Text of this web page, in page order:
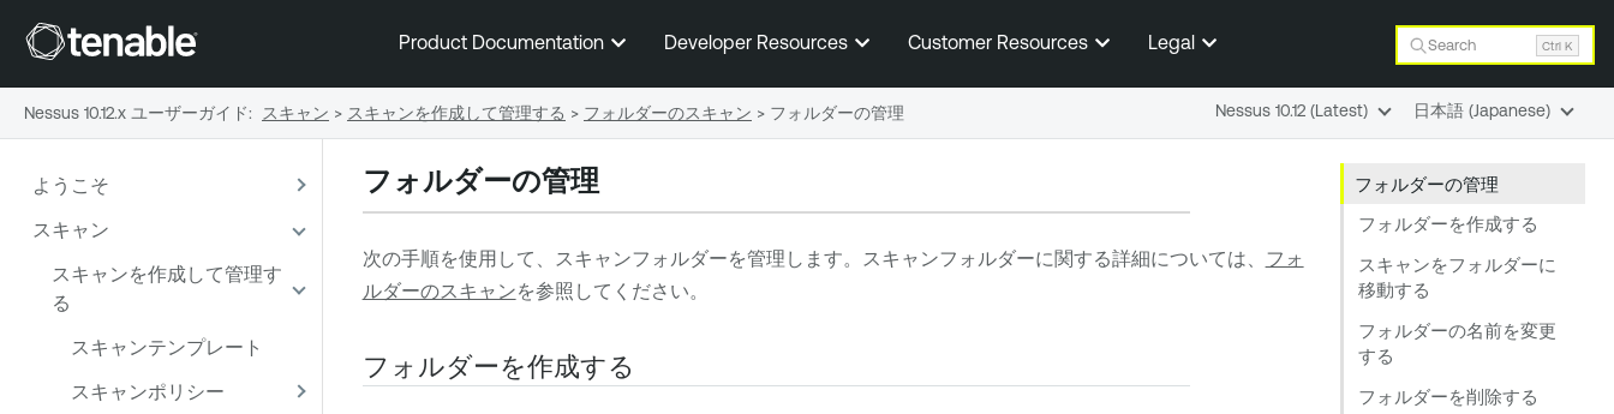
メインコンテンツに移動する
Product Documentation Developer Resources Customer Resources Legal Search Ctrl K
ようこそ
スキャン
スキャンを作成して管理す
る
スキャンテンプレート
スキャンポリシー
フォルダーの管理
フォルダーを作成する
スキャンをフォルダーに
移動する
フォルダーの名前を変更
する
フォルダーを削除する
フォルダーの管理
次の手順を使用して、スキャンフォルダーを管理します。スキャンフォルダーに関する詳細については、 フォ
ルダーのスキャンを参照してください。
フォルダーを作成する
Nessus 10.12.x ユーザーガイド: スキャン > スキャンを作成して管理する > フォルダーのスキャン > フォルダーの管理 Nessus 10.12 (Latest) 日本語 (Japanese)